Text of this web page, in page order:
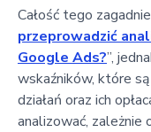
Całość tego
przeprowadzić
Google Ads?”,
wskaźników, które
działań oraz ich
analizować, zależnie